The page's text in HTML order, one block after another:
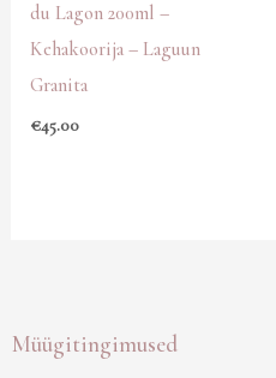
du Lagon 200ml –
Kehakoorija – Laguun
Granita
€45.00
Müügitingimused